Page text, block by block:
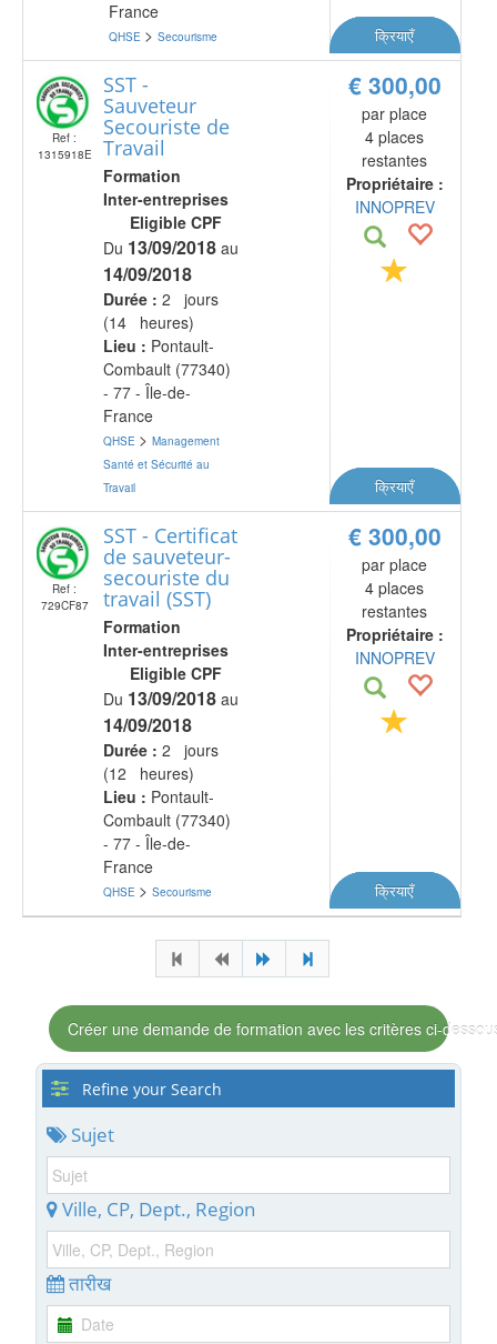
France
QHSE > Secourisme क्रियाएँ
Ref :
1315918E
SST -
Sauveteur
Secouriste de
Travail
Formation
Inter-entreprises
Eligible CPF
Du 13/09/2018 au
14/09/2018
Durée : 2 jours
(14 heures)
Lieu : Pontault-
Combault (77340)
- 77 - Île-de-
France
QHSE > Management
Santé et Sécurité au
Travail
€ 300,00
par place
4 places
restantes
Propriétaire :
INNOPREV
क्रियाएँ
Ref :
729CF87
SST - Certificat
de sauveteur-
secouriste du
travail (SST)
Formation
Inter-entreprises
Eligible CPF
Du 13/09/2018 au
14/09/2018
Durée : 2 jours
(12 heures)
Lieu : Pontault-
Combault (77340)
- 77 - Île-de-
France
QHSE > Secourisme
€ 300,00
par place
4 places
restantes
Propriétaire :
INNOPREV
क्रियाएँ
Créer une demande de formation avec les critères ci-
Refine your Search
Sujet
Ville, CP, Dept., Region
तारीख